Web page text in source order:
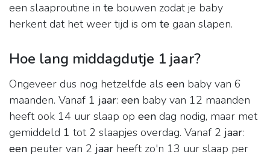
een slaaproutine in te bouwen zodat je baby
herkent dat het weer tijd is om te gaan slapen.
Hoe lang middagdutje 1 jaar?
Ongeveer dus nog hetzelfde als een baby van 6
maanden. Vanaf 1 jaar: een baby van 12 maanden
heeft ook 14 uur slaap op een dag nodig, maar met
gemiddeld 1 tot 2 slaapjes overdag. Vanaf 2 jaar:
een peuter van 2 jaar heeft zo'n 13 uur slaap per